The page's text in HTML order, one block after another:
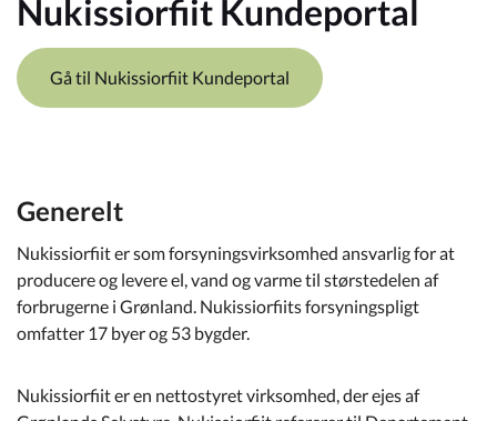
Politik
Selvbetjening
Kommuneplan
Om Kommunen
Nukissiorfiit Kundeportal
Gå til Nukissiorfiit Kundeportal
Generelt
Nukissiorfiit er som forsyningsvirksomhed ansvarlig for at
producere og levere el, vand og varme til størstedelen af
forbrugerne i Grønland. Nukissiorfiits forsyningspligt
omfatter 17 byer og 53 bygder.
Nukissiorfiit er en nettostyret virksomhed, der ejes af